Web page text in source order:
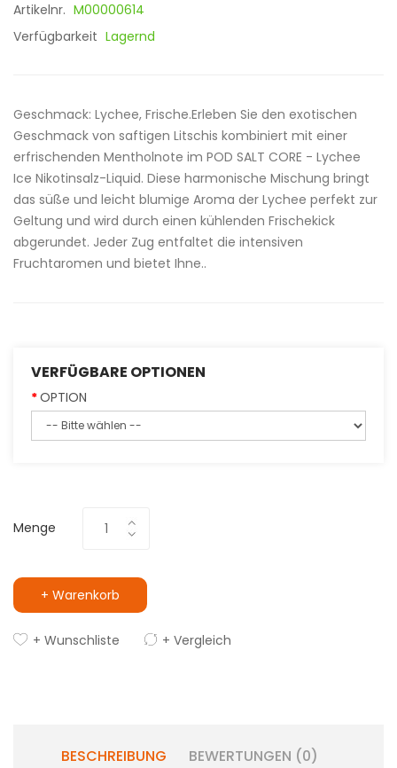
Artikelnr. M00000614
Verfügbarkeit Lagernd
Geschmack: Lychee, Frische.Erleben Sie den exotischen
Geschmack von saftigen Litschis kombiniert mit einer
erfrischenden Mentholnote im POD SALT CORE - Lychee
Ice Nikotinsalz-Liquid. Diese harmonische Mischung bringt
das süße und leicht blumige Aroma der Lychee perfekt zur
Geltung und wird durch einen kühlenden Frischekick
abgerundet. Jeder Zug entfaltet die intensiven
Fruchtaromen und bietet Ihne..
VERFÜGBARE OPTIONEN
OPTION
Menge
+ Warenkorb
+ Wunschliste + Vergleich
BESCHREIBUNG BEWERTUNGEN (0)